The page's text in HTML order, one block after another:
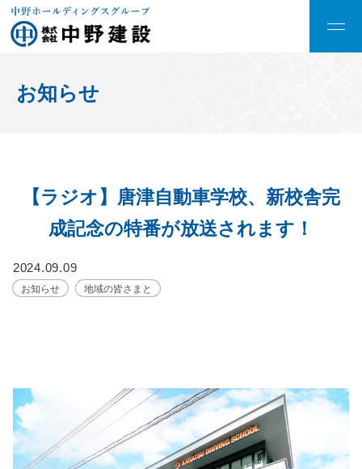
お知らせ
【ラジオ】唐津自動車学校、新校舎完
成記念の特番が放送されます！
2024.09.09
お知らせ 地域の皆さまと